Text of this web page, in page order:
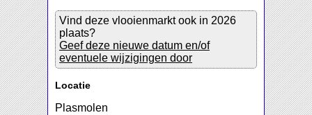
Vind deze vlooienmarkt ook in 2026
plaats?
Geef deze nieuwe datum en/of
eventuele wijzigingen door
Locatie
Plasmolen